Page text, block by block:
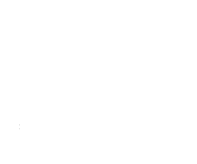
Sales Tax Included